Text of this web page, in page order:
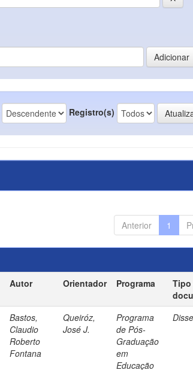
Registro(s)
Anterior 1
Autor Orientador Programa
Tipo
Bastos,
Claudio
Roberto
Fontana
Queiróz,
José J.
Programa
de Pós-
Graduação
em
Educação